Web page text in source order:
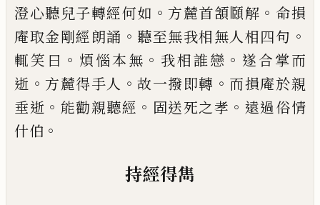
澄心聽兒子轉經何如 。 方麓首頷頥解 。 命損
庵取金剛經朗誦 。 聽至無我相無人相四句 。
輒笑曰 。 煩惱本無 。 我相誰戀 。 遂合掌而
逝 。 方麓得手人 。故一撥即轉 。 而損庵於親
垂逝 。 能勸親聽經 。 固送死之孝 。 遠過俗情
什伯 。
持經得雋